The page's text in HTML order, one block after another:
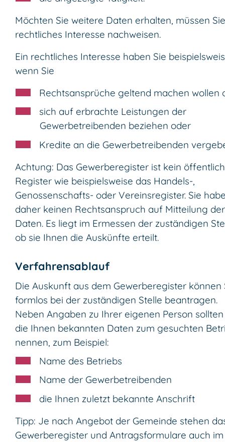
Möchten Sie weitere Daten erhalten, müssen
rechtliches Interesse nachweisen.
Ein rechtliches Interesse haben Sie
wenn Sie
Rechtsansprüche geltend machen wollen
sich auf erbrachte Leistungen der
Gewerbetreibenden beziehen oder
Kredite an die Gewerbetreibenden
Achtung: Das Gewerberegister ist kein
Register wie beispielsweise das Handels-,
Genossenschafts- oder Vereinsregister. Sie
daher keinen Rechtsanspruch auf Mitteilung der
Daten. Es liegt im Ermessen der zuständigen
ob sie Ihnen die Auskünfte erteilt.
Verfahrensablauf
Die Auskunft aus dem Gewerberegister können
formlos bei der zuständigen Stelle beantragen.
Neben Angaben zu Ihrer eigenen Person sollten
die Ihnen bekannten Daten zum gesuchten
nennen, zum Beispiel:
Name des Betriebs
Name der Gewerbetreibenden
die Ihnen zuletzt bekannte Anschrift
Tipp: Je nach Angebot der Gemeinde stehen
Gewerberegister und Antragsformulare auch im